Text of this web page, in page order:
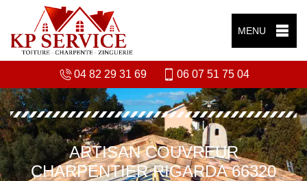
MENU
04 82 29 31 69 06 07 51 75 04
ARTISAN COUVREUR
CHARPENTIER RIGARDA 66320